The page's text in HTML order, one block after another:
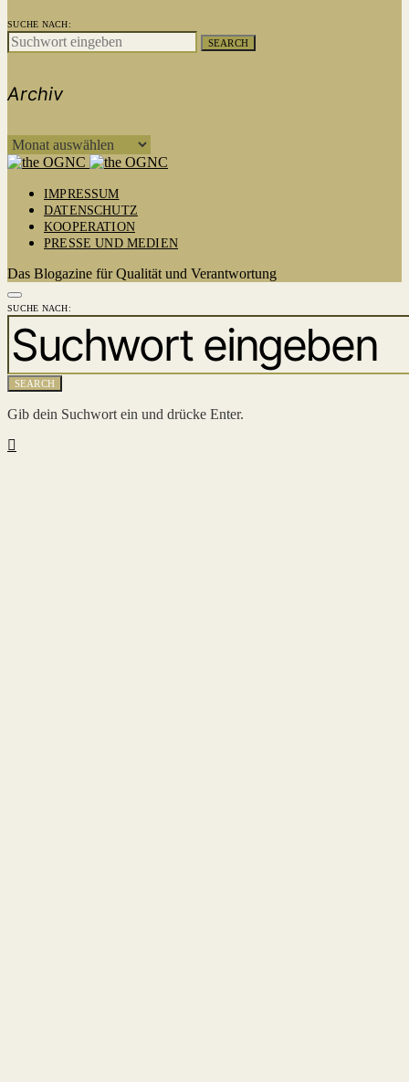
SUCHE NACH:
SEARCH
Archiv
ARCHIV
IMPRESSUM
DATENSCHUTZ
KOOPERATION
PRESSE UND MEDIEN
Das Blogazine für Qualität und Verantwortung
SUCHE NACH:
SEARCH
Gib dein Suchwort ein und drücke Enter.